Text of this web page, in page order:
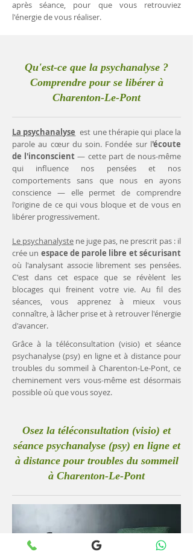
après séance, pour que vous retrouviez
l'énergie de vous réaliser.
Qu'est-ce que la psychanalyse ?
Comprendre pour se libérer à
Charenton-Le-Pont
La psychanalyse est une thérapie qui place la
parole au cœur du soin. Fondée sur l'écoute
de l'inconscient— cette part de nous-même
qui influence nos pensées et nos
comportements sans que nous en ayons
conscience — elle permet de comprendre
l'origine de ce qui vous bloque et de vous en
libérer progressivement.
Le psychanalyste ne juge pas, ne prescrit pas : il
crée un espace de parole libre et sécurisant
où l'analysant associe librement ses pensées.
C'est dans cet espace que se révèlent les
blocages qui freinent votre vie. Au fil des
séances, vous apprenez à mieux vous
connaître, à lâcher prise et à retrouver l'énergie
d'avancer.
Grâce à la téléconsultation (visio) et séance
psychanalyse (psy) en ligne et à distance pour
troubles du sommeil à Charenton-Le-Pont, ce
cheminement vers vous-même est désormais
possible où que vous soyez.
Osez la téléconsultation (visio) et
séance psychanalyse (psy) en ligne et
à distance pour troubles du sommeil
à Charenton-Le-Pont